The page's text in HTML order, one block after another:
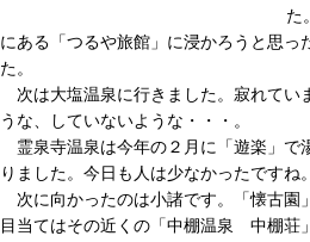
た
にある「つるや旅館」に浸かろうと思
た。
次は大塩温泉に行きました。寂れてい
うな、していないような・・・。
霊泉寺温泉は今年の２月に「遊楽」で
りました。今日も人は少なかったですね
次に向かったのは小諸です。「懐古園
目当てはその近くの「中棚温泉 中棚荘